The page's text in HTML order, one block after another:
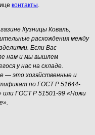
контакты.
Кузницы Коваль,
расхождения между
Если Вас
нам и мы вышлем
у нас на складе.
— это хозяйственные и
по ГОСТ Р 51644-
или ГОСТ Р 51501-99 «Ножи